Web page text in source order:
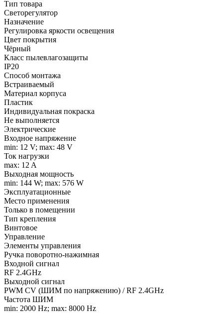
Тип товара
Светорегулятор
Назначение
Регулировка яркости освещения
Цвет покрытия
Чёрный
Класс пылевлагозащиты
IP20
Способ монтажа
Встраиваемый
Материал корпуса
Пластик
Индивидуальная покраска
Не выполняется
Электрические
Входное напряжение
min: 12 V; max: 48 V
Ток нагрузки
max: 12 A
Выходная мощность
min: 144 W; max: 576 W
Эксплуатационные
Место применения
Только в помещении
Тип крепления
Винтовое
Управление
Элементы управления
Ручка поворотно-нажимная
Входной сигнал
RF 2.4GHz
Выходной сигнал
PWM СV (ШИМ по напряжению) / RF 2.4GHz
Частота ШИМ
min: 2000 Hz; max: 8000 Hz